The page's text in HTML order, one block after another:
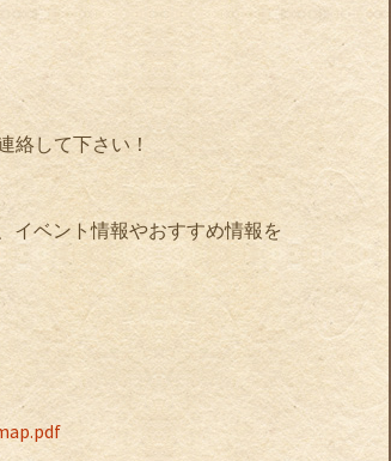
絡して下さい！
イベント情報やおすすめ情報を